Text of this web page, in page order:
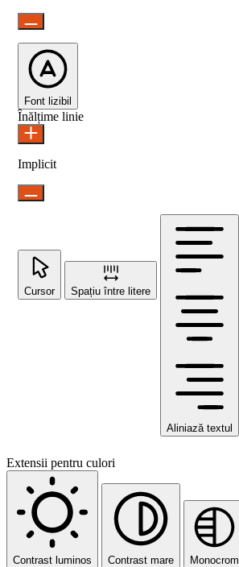
Font lizibil
Înălțime linie
Implicit
Cursor Spațiu între litere
Aliniază textul
Extensii pentru culori
Contrast luminos Contrast mare Monocrom